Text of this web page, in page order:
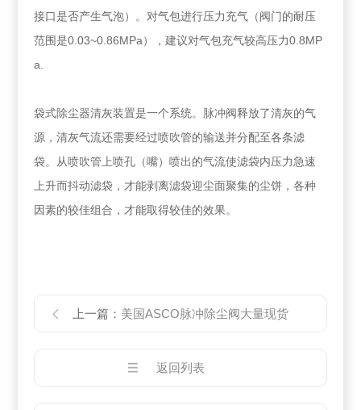
接口是否产生气泡）。对气包进行压力充气（阀门的耐压
范围是0.03~0.86MPa），建议对气包充气较高压力0.8MP
a.
袋式除尘器清灰装置是一个系统。脉冲阀释放了清灰的气
源，清灰气流还需要经过喷吹管的输送并分配至各条滤
袋。从喷吹管上喷孔（嘴）喷出的气流使滤袋内压力急速
上升而抖动滤袋，才能剥离滤袋迎尘面聚集的尘饼，各种
因素的较佳组合，才能取得较佳的效果。
上一篇： 美国ASCO脉冲除尘阀大量现货
返回列表